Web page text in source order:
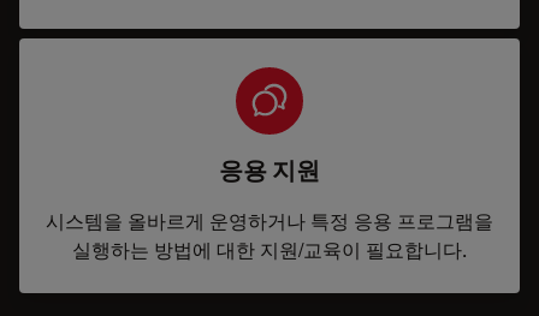
응용 지원
시스템을 올바르게 운영하거나 특정 응용 프로그램을
실행하는 방법에 대한 지원/교육이 필요합니다.